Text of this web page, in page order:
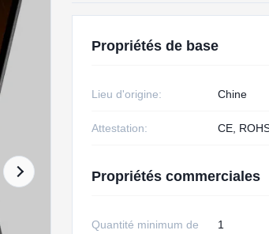
Propriétés de base
Lieu d'origine: Chine
Attestation: CE,
Propriétés commerciales
Quantité minimum de
1